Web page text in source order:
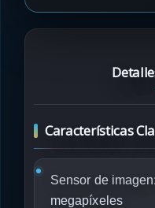
Características
Sensor de imagen:
megapíxeles